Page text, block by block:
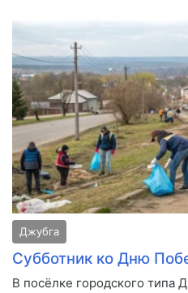
Джубга
Субботник ко Дню
В посёлке городского типа